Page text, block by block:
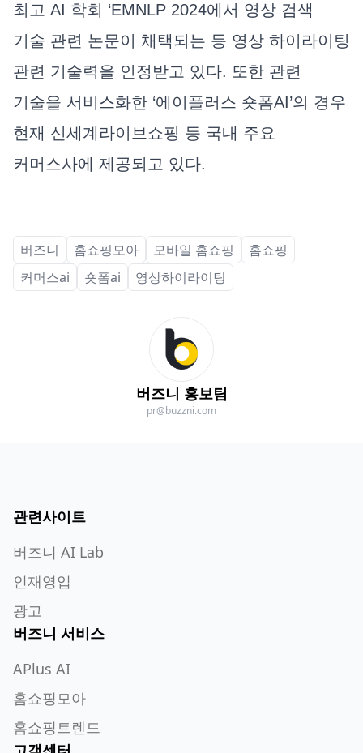
최고 AI 학회 ‘EMNLP 2024에서 영상 검색
기술 관련 논문이 채택되는 등 영상 하이라이팅
관련 기술력을 인정받고 있다. 또한 관련
기술을 서비스화한 ‘에이플러스 숏폼AI’의 경우
현재 신세계라이브쇼핑 등 국내 주요
커머스사에 제공되고 있다.
버즈니 홈쇼핑모아 모바일 홈쇼핑
홈쇼핑
커머스ai
숏폼ai 영상하이라이팅
버즈니 홍보팀
pr@buzzni.com
관련사이트
버즈니 AI Lab
인재영입
광고
버즈니 서비스
APlus AI
홈쇼핑모아
홈쇼핑트렌드